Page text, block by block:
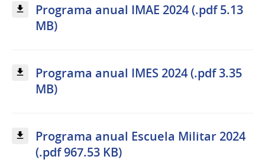
Programa anual IMAE 2024 (.pdf 5.13
MB)
Programa anual IMES 2024 (.pdf 3.35
MB)
Programa anual Escuela Militar 2024
(.pdf 967.53 KB)